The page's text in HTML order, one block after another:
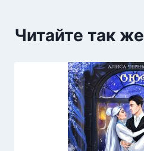
Читайте так же